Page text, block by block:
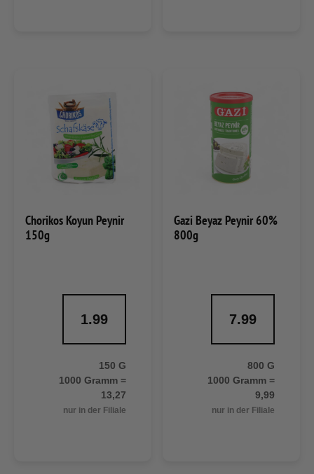
Chorikos Koyun Peynir
150g
1.99
150 G
1000 Gramm =
13,27
nur in der Filiale
Gazi Beyaz Peynir 60%
800g
7.99
800 G
1000 Gramm =
9,99
nur in der Filiale